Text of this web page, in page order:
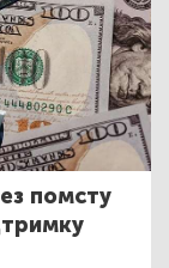
помсту